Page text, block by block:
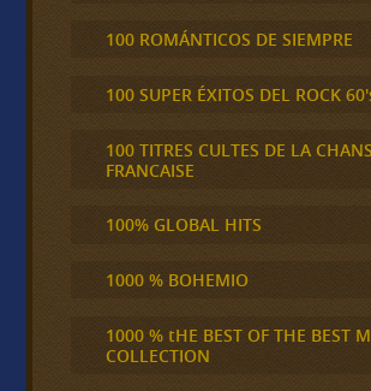
100 ROMÁNTICOS DE SIEMPRE
100 SUPER ÉXITOS DEL ROCK
100 TITRES CULTES DE LA
FRANCAISE
100% GLOBAL HITS
1000 % BOHEMIO
1000 % tHE BEST OF THE BEST
COLLECTION